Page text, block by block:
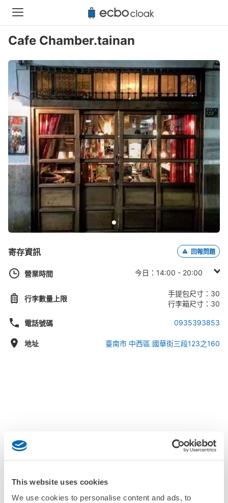
This website uses cookies
We use cookies to personalise content and ads, to
Cafe Chamber.tainan
寄存資訊 回報問題
營業時間
今日：14:00 - 20:00
星期一：14:00 - 20:00
星期二：14:00 - 20:00
星期四： -
行李數量上限
手提包尺寸：30
行李箱尺寸：30
電話號碼 0935393853
地址 臺南市 中西區 國華街三段123之160
基本資訊